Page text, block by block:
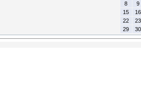
8
9
15
16
22
23
29
30